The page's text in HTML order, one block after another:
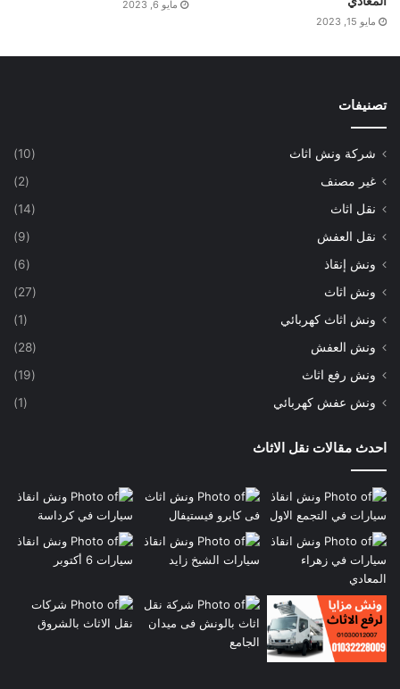
مايو 15, 2023
مايو 6, 2023
تصنيفات
شركة ونش اثاث
(10)
غير مصنف
(2)
نقل اثاث
(14)
نقل العفش
(9)
ونش إنقاذ
(6)
ونش اثاث
(27)
ونش اثاث كهربائي
(1)
ونش العفش
(28)
ونش رفع اثاث
(19)
ونش عفش كهربائي
(1)
احدث مقالات نقل الاثاث